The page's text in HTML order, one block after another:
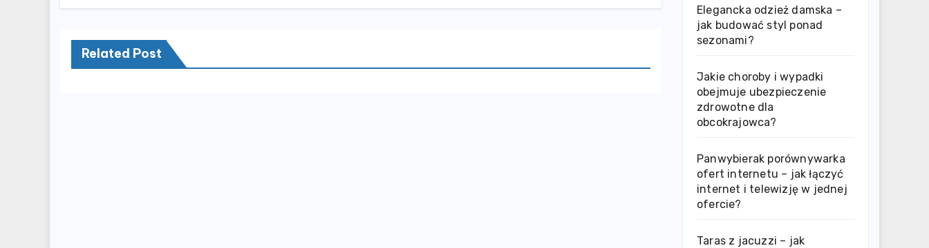
Related Post
Elegancka odzież damska –
jak budować styl ponad
sezonami?
Jakie choroby i wypadki
obejmuje ubezpieczenie
zdrowotne dla
obcokrajowca?
Panwybierak porównywarka
ofert internetu – jak łączyć
internet i telewizję w jednej
ofercie?
Taras z jacuzzi – jak